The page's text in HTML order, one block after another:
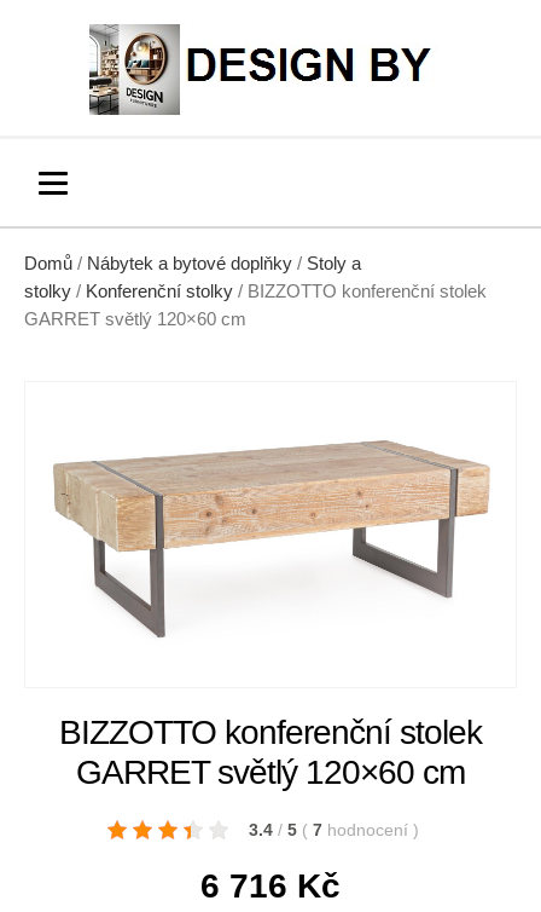
Domů / Nábytek a bytové doplňky / Stoly a
stolky / Konferenční stolky / BIZZOTTO konferenční stolek
GARRET světlý 120×60 cm
BIZZOTTO konferenční stolek
GARRET světlý 120×60 cm
3.4 / 5 ( 7 hodnocení )
6 716 Kč